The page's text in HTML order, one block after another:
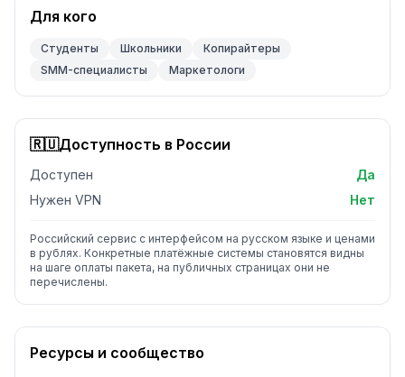
Для кого
Студенты Школьники
Копирайтеры
SMM-специалисты
Маркетологи
🇷🇺Доступность в России
Доступен
Да
Нужен VPN
Нет
Российский сервис с интерфейсом на русском языке и ценами
в рублях. Конкретные платёжные системы становятся видны
на шаге оплаты пакета, на публичных страницах они не
перечислены.
Ресурсы и сообщество